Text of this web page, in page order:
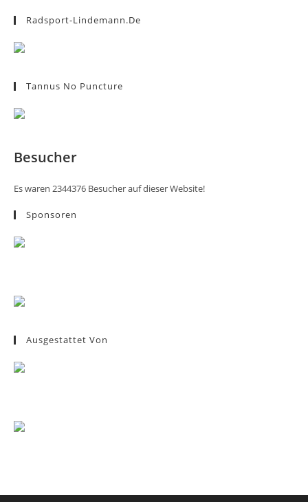
Radsport-Lindemann.de
Tannus No Puncture
Besucher
Es waren 2344376 Besucher auf dieser Website!
Sponsoren
Ausgestattet Von